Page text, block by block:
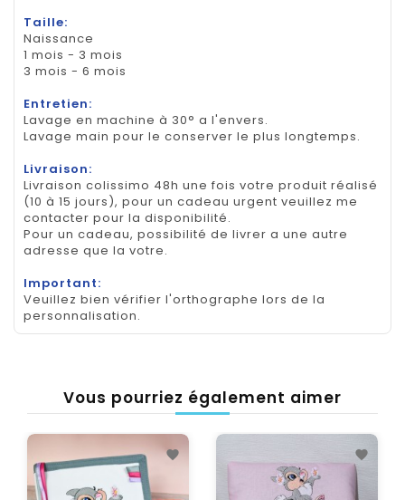
Taille:
Naissance
1 mois - 3 mois
3 mois - 6 mois
Entretien:
Lavage en machine à 30° a l'envers.
Lavage main pour le conserver le plus longtemps.
Livraison:
Livraison colissimo 48h une fois votre produit réalisé
(10 à 15 jours), pour un cadeau urgent veuillez me
contacter pour la disponibilité.
Pour un cadeau, possibilité de livrer a une autre
adresse que la votre.
Important:
Veuillez bien vérifier l'orthographe lors de la
personnalisation.
Vous pourriez également aimer